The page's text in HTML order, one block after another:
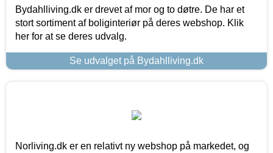
Bydahlliving.dk er drevet af mor og to døtre. De har et
stort sortiment af boliginteriør på deres webshop. Klik
her for at se deres udvalg.
Se udvalget på Bydahlliving.dk
Norliving.dk er en relativt ny webshop på markedet, og